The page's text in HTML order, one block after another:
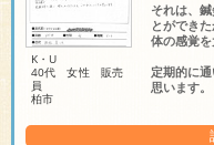
K・U
40代 女性 販売
員
柏市
それは、
とができ
体の感覚を
定期的に
思います。